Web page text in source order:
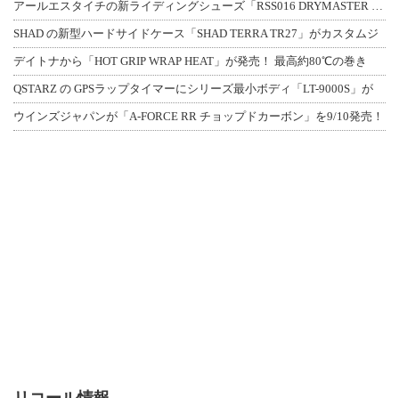
SHAD の新型ハードサイドケース「SHAD TERRA TR27」がカスタムジ
デイトナから「HOT GRIP WRAP HEAT」が発売！ 最高約80℃の巻き
QSTARZ の GPSラップタイマーにシリーズ最小ボディ「LT-9000S」が
ウインズジャパンが「A-FORCE RR チョップドカーボン」を9/10発売！